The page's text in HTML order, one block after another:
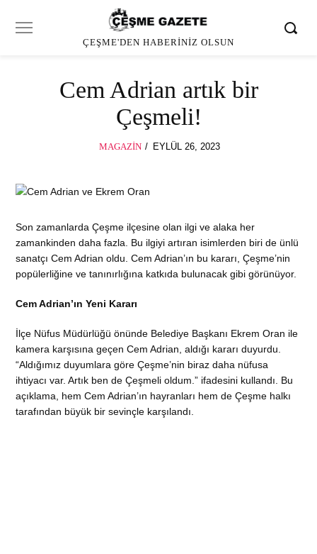
ÇEŞME'DEN HABERINIZ OLSUN
Cem Adrian artık bir
Çeşmeli!
MAGAZIN
POSTED
EYLÜL 26, 2023
Son zamanlarda Çeşme ilçesine olan ilgi ve alaka her
zamankinden daha fazla. Bu ilgiyi artıran isimlerden biri de ünlü
sanatçı Cem Adrian oldu. Cem Adrian’ın bu kararı, Çeşme’nin
popülerliğine ve tanınırlığına katkıda bulunacak gibi görünüyor.
Cem Adrian’ın Yeni Kararı
İlçe Nüfus Müdürlüğü önünde Belediye Başkanı Ekrem Oran ile
kamera karşısına geçen Cem Adrian, aldığı kararı duyurdu.
“Aldığımız duyumlara göre Çeşme’nin biraz daha nüfusa
ihtiyacı var. Artık ben de Çeşmeli oldum.” ifadesini kullandı. Bu
açıklama, hem Cem Adrian’ın hayranları hem de Çeşme halkı
tarafından büyük bir sevinçle karşılandı.